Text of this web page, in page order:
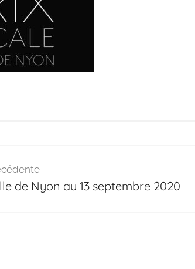
de Nyon au 13 septembre 2020